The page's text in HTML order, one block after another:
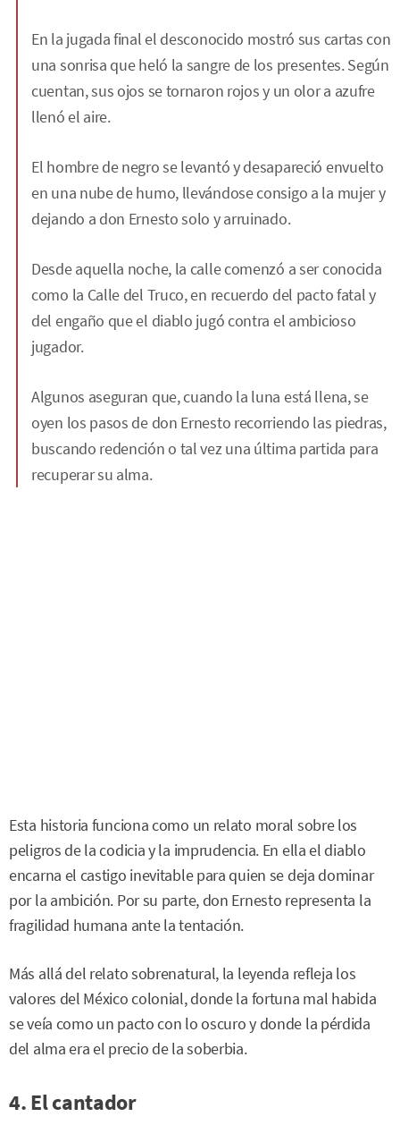
En la jugada final el desconocido mostró sus cartas con
una sonrisa que heló la sangre de los presentes. Según
cuentan, sus ojos se tornaron rojos y un olor a azufre
llenó el aire.
El hombre de negro se levantó y desapareció envuelto
en una nube de humo, llevándose consigo a la mujer y
dejando a don Ernesto solo y arruinado.
Desde aquella noche, la calle comenzó a ser conocida
como la Calle del Truco, en recuerdo del pacto fatal y
del engaño que el diablo jugó contra el ambicioso
jugador.
Algunos aseguran que, cuando la luna está llena, se
oyen los pasos de don Ernesto recorriendo las piedras,
buscando redención o tal vez una última partida para
recuperar su alma.
Esta historia funciona como un relato moral sobre los
peligros de la codicia y la imprudencia. En ella el diablo
encarna el castigo inevitable para quien se deja dominar
por la ambición. Por su parte, don Ernesto representa la
fragilidad humana ante la tentación.
Más allá del relato sobrenatural, la leyenda refleja los
valores del México colonial, donde la fortuna mal habida
se veía como un pacto con lo oscuro y donde la pérdida
del alma era el precio de la soberbia.
4. El cantador